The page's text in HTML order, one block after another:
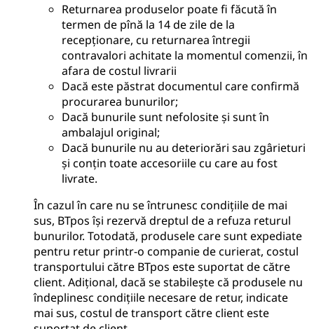
Returnarea produselor poate fi făcută în
termen de pînă la 14 de zile de la
recepționare, cu returnarea întregii
contravalori achitate la momentul comenzii, în
afara de costul livrarii
Dacă este păstrat documentul care confirmă
procurarea bunurilor;
Dacă bunurile sunt nefolosite și sunt în
ambalajul original;
Dacă bunurile nu au deteriorări sau zgârieturi
și conțin toate accesoriile cu care au fost
livrate.
În cazul în care nu se întrunesc condițiile de mai
sus, BTpos își rezervă dreptul de a refuza returul
bunurilor. Totodată, produsele care sunt expediate
pentru retur printr-o companie de curierat, costul
transportului către BTpos este suportat de către
client. Adițional, dacă se stabilește că produsele nu
îndeplinesc condițiile necesare de retur, indicate
mai sus, costul de transport către client este